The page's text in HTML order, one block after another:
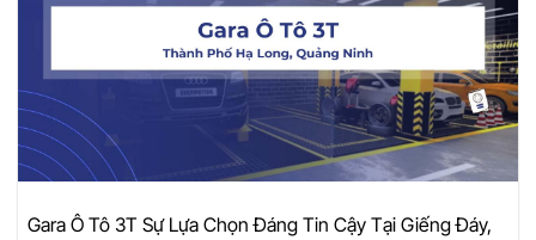
Gara Ô Tô 3T Sự Lựa Chọn Đáng Tin Cậy Tại Giếng Đáy,